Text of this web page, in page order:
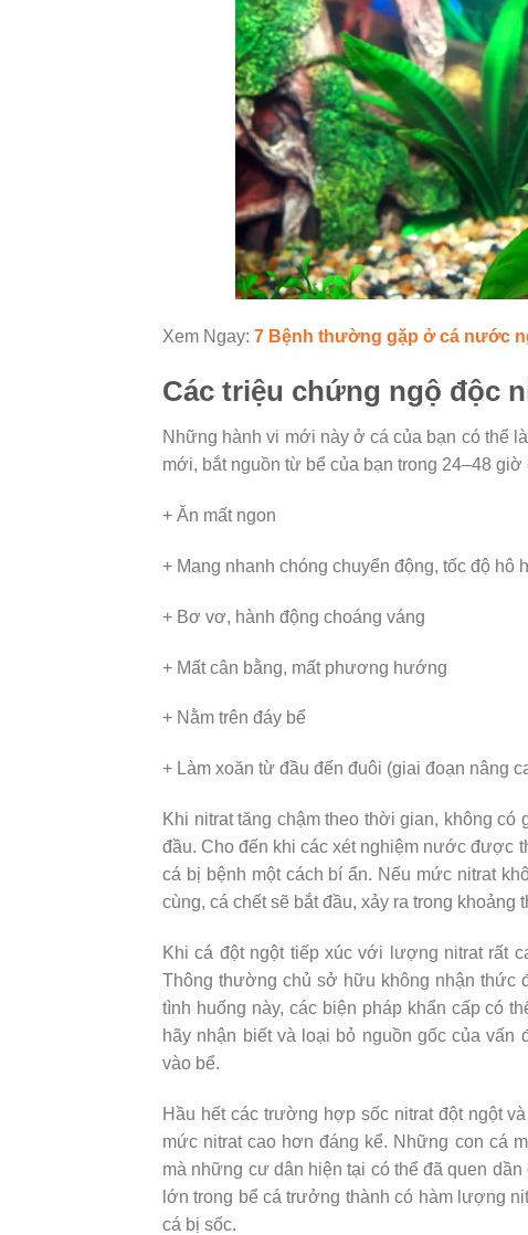
Xem Ngay: 7 Bệnh thường gặp ở cá nước
Các triệu chứng ngộ độc
Những hành vi mới này ở cá của bạn có thể
mới, bắt nguồn từ bể của bạn trong 24–48 giờ
+ Ăn mất ngon
+ Mang nhanh chóng chuyển động, tốc độ hô
+ Bơ vơ, hành động choáng váng
+ Mất cân bằng, mất phương hướng
+ Nằm trên đáy bể
+ Làm xoăn từ đầu đến đuôi (giai đoạn nâng
Khi nitrat tăng chậm theo thời gian, không
đầu. Cho đến khi các xét nghiệm nước được
cá bị bệnh một cách bí ẩn. Nếu mức nitrat
cùng, cá chết sẽ bắt đầu, xảy ra trong
Khi cá đột ngột tiếp xúc với lượng nitrat rất
Thông thường chủ sở hữu không nhận thức
tình huống này, các biện pháp khẩn cấp có
hãy nhận biết và loại bỏ nguồn gốc của
vào bể.
Hầu hết các trường hợp sốc nitrat đột ngột
mức nitrat cao hơn đáng kể. Những con cá
mà những cư dân hiện tại có thể đã quen
lớn trong bể cá trưởng thành có hàm lượng
cá bị sốc.